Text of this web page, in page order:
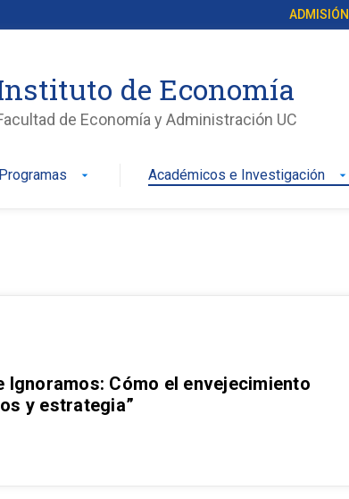
ADMISIÓN
de Economía
de Economía y Administración UC
Programas arrow_drop_down Académicos e Investigación arrow_drop_down
Ignoramos: Cómo el envejecimiento
y estrategia”